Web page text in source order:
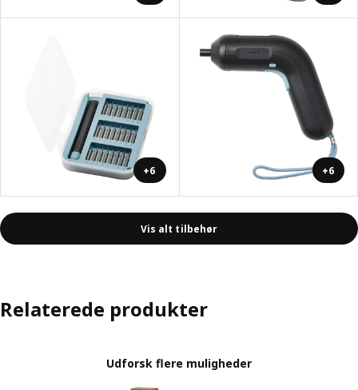
+6 +6
Vis alt tilbehør
Relaterede produkter
Udforsk flere muligheder